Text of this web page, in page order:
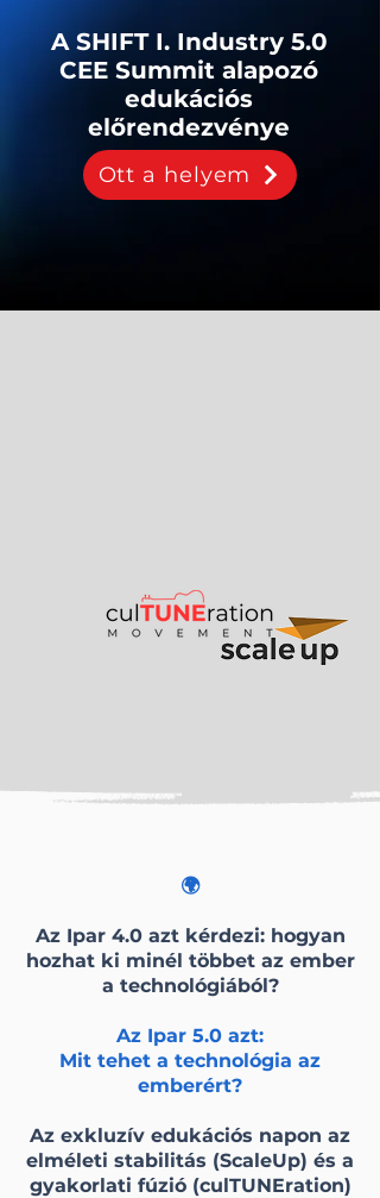
A SHIFT I. Industry 5.0
CEE Summit alapozó
edukációs
előrendezvénye
Ott a helyem
🌍
Az Ipar 4.0 azt kérdezi: hogyan
hozhat ki minél többet az ember
a technológiából?
Az Ipar 5.0 azt:
Mit tehet a technológia az
emberért?
Az exkluzív edukációs napon az
elméleti stabilitás (ScaleUp) és a
gyakorlati fúzió (culTUNEration)